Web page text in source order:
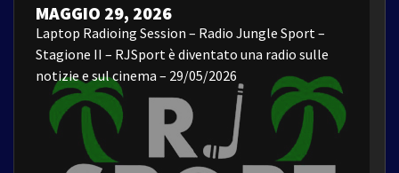
MAGGIO 29, 2026
Laptop Radioing Session – Radio Jungle Sport –
Stagione II – RJSport è diventato una radio sulle
notizie e sul cinema – 29/05/2026